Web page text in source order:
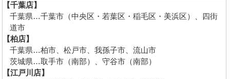
【千葉店】
千葉県…千葉市（中央区・若葉区・稲毛区・美浜区）、四街
道市
【柏店】
千葉県…柏市、松戸市、我孫子市、流山市
茨城県…取手市（南部）、守谷市（南部）
【江戸川店】